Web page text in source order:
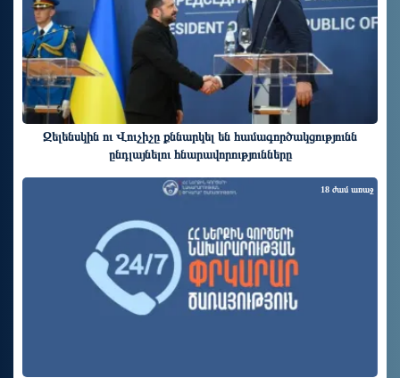
Զելենսկին ու Վուչիչը քննարկել են համագործակցությունն
ընդլայնելու հնարավորությունները
18 ժամ առաջ